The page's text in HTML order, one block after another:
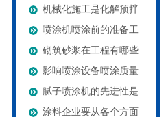
机械化施工是化解预拌
喷涂机喷涂前的准备工
砌筑砂浆在工程有哪些
影响喷涂设备喷涂质量
腻子喷涂机的先进性是
涂料企业要从各个方面